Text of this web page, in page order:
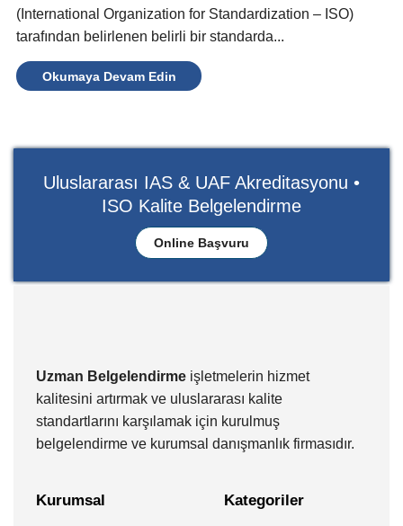
(International Organization for Standardization – ISO)
tarafından belirlenen belirli bir standarda...
Okumaya Devam Edin
Uluslararası IAS & UAF Akreditasyonu •
ISO Kalite Belgelendirme
Online Başvuru
Uzman Belgelendirme işletmelerin hizmet
kalitesini artırmak ve uluslararası kalite
standartlarını karşılamak için kurulmuş
belgelendirme ve kurumsal danışmanlık firmasıdır.
Kurumsal Kategoriler